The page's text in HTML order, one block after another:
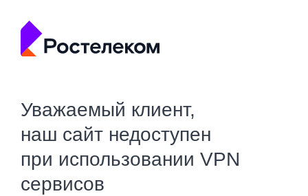
Уважаемый клиент,
наш сайт недоступен
при использовании VPN
сервисов